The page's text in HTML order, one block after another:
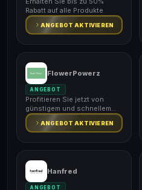
Rabatt auf alle Produkte
ANGEBOT AKTIVIEREN
FlowerPowerz
ANGEBOT
Profitieren Sie jetzt von
günstigem und schnellem
Versand.
ANGEBOT AKTIVIEREN
Hanfred
ANGEBOT